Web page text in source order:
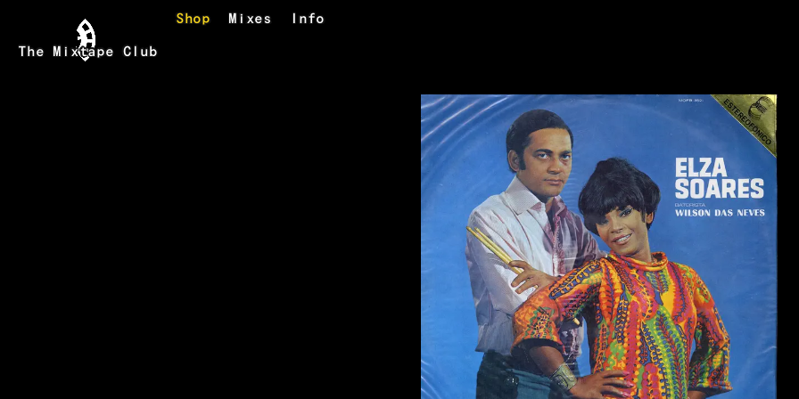
The Mixtape Club
Shop Mixes Info